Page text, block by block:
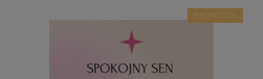
PROMOCJA